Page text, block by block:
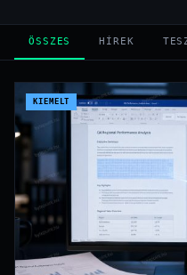
ÖSSZES HÍREK
KIEMELT